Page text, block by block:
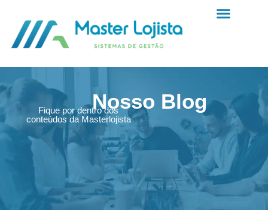
Nosso Blog
Fique por dentro dos
conteúdos da Masterlojista